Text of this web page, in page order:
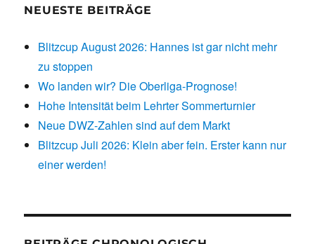
NEUESTE BEITRÄGE
Blitzcup August 2026: Hannes ist gar nicht mehr
zu stoppen
Wo landen wir? Die Oberliga-Prognose!
Hohe Intensität beim Lehrter Sommerturnier
Neue DWZ-Zahlen sind auf dem Markt
Blitzcup Juli 2026: Klein aber fein. Erster kann nur
einer werden!